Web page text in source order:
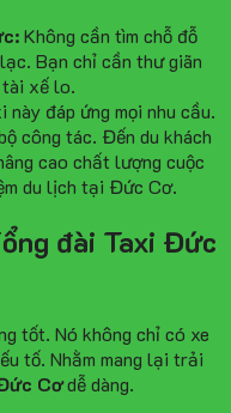
Không cần tìm chỗ đỗ
Bạn chỉ cần thư giãn
xế lo.
đáp ứng mọi nhu cầu.
công tác. Đến du khách
cao chất lượng cuộc
du lịch tại Đức Cơ.
đài Taxi Đức
tốt. Nó không chỉ có xe
tố. Nhằm mang lại trải
Cơdễ dàng.